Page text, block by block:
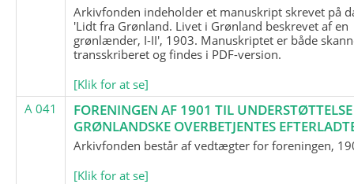
Arkivfonden indeholder et manuskript skrevet på
'Lidt fra Grønland. Livet i Grønland beskrevet af en
grønlænder, I-II', 1903. Manuskriptet er både
transskriberet og findes i PDF-version.
[Klik for at se]
A 041
FORENINGEN AF 1901 TIL
GRØNLANDSKE OVERBETJENTES
Arkivfonden består af vedtægter for foreningen,
[Klik for at se]